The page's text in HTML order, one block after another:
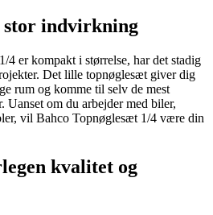
indvirkning
4 er kompakt i størrelse, har det stadig
Det lille topnøglesæt giver dig
rum og komme til selv de mest
Uanset om du arbejder med biler,
vil Bahco Topnøglesæt 1/4 være din
kvalitet og